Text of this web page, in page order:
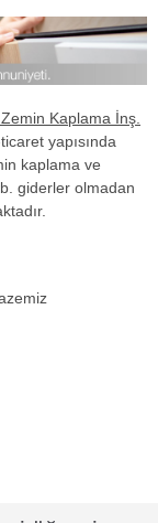
Kaplama İnş.
yapısında
kaplama ve
giderler olmadan